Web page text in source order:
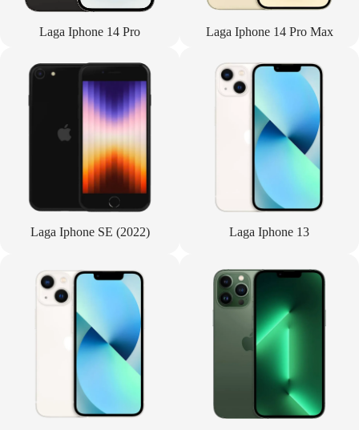
Laga Iphone 14 Pro Laga Iphone 14 Pro Max
Laga Iphone SE (2022) Laga Iphone 13